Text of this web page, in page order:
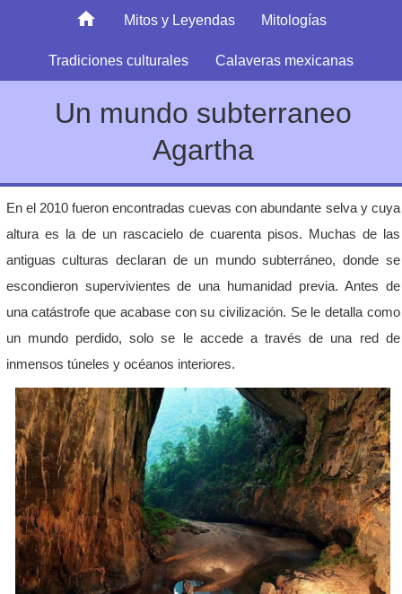
Mitos y Leyendas Mitologías
Tradiciones culturales Calaveras mexicanas
Un mundo subterraneo
Agartha
En el 2010 fueron encontradas cuevas con abundante selva y cuya
altura es la de un rascacielo de cuarenta pisos. Muchas de las
antiguas culturas declaran de un mundo subterráneo, donde se
escondieron supervivientes de una humanidad previa. Antes de
una catástrofe que acabase con su civilización. Se le detalla como
un mundo perdido, solo se le accede a través de una red de
inmensos túneles y océanos interiores.